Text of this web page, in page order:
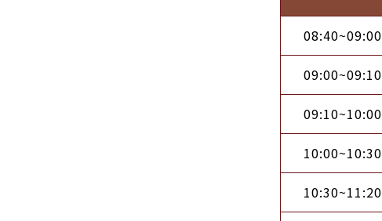
08:40~09:00
09:00~09:10
09:10~10:00
10:00~10:30
10:30~11:20